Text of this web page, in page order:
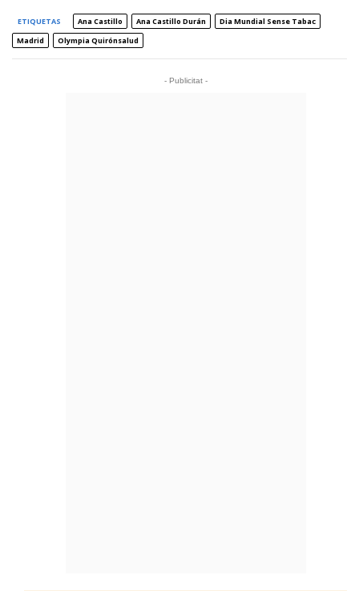
ETIQUETAS Ana Castillo Ana Castillo Durán
Dia Mundial Sense Tabac
Madrid
Olympia Quirónsalud
- Publicitat -